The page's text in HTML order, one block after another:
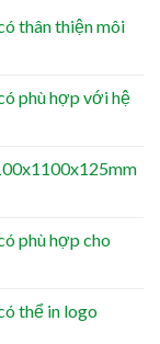
thân thiện môi
phù hợp với hệ
phù hợp cho
thể in logo